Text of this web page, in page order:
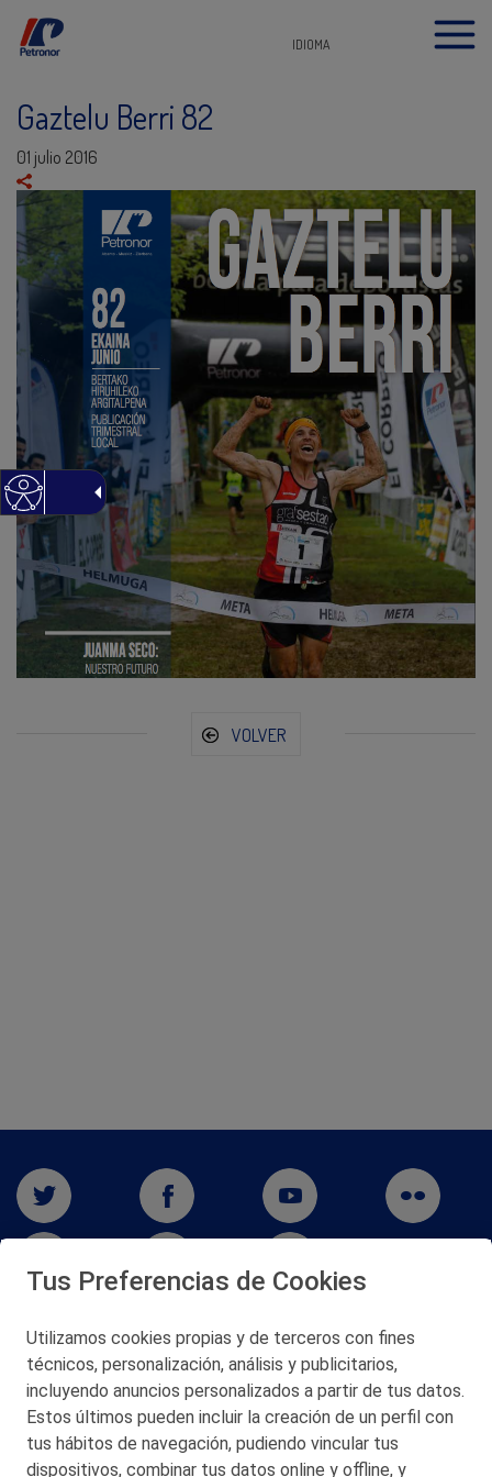
IDIOMA
Gaztelu Berri 82
01 julio 2016
VOLVER
San Martín 5-Edificio Muñatones,
48550 Muskiz (Bizkaia)
Telf. 946 357 000
© 2026 Petronor S.A.
Tus Preferencias de Cookies
Utilizamos cookies propias y de terceros con fines
técnicos, personalización, análisis y publicitarios,
incluyendo anuncios personalizados a partir de tus datos.
Estos últimos pueden incluir la creación de un perfil con
tus hábitos de navegación, pudiendo vincular tus
dispositivos, combinar tus datos online y offline, y